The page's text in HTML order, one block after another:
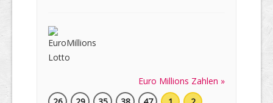
Euro Millions Zahlen »